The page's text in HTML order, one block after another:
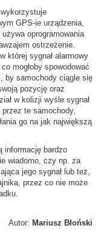
GPS-ie urządzenia,
oprogramowania
ostrzeżenie.
której sygnał alarmowy
mogłoby spowodować
by samochody ciągle się
pozycję oraz
w kolizji wyśle sygnał
te samochody,
go na jak największą
informację bardzo
wiadomo, czy np. za
jego sygnał lub też,
przez co nie może
Autor: Mariusz Błoński